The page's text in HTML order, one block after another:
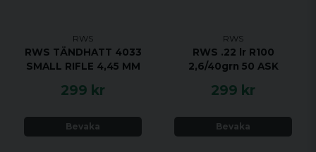
RWS
RWS TÄNDHATT 4033
SMALL RIFLE 4,45 MM
299 kr
Bevaka
RWS
RWS .22 lr R100
2,6/40grn 50 ASK
299 kr
Bevaka